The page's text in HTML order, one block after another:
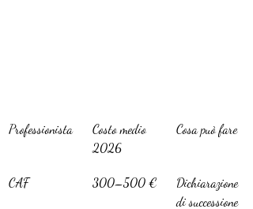
Professionista
Costo medio
2026
Cosa può fare
CAF 300–500 €
Dichiarazione
di successione